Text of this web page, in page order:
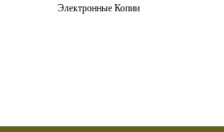
Электронные Копии